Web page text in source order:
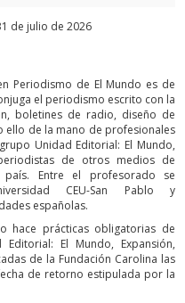
de julio de 2026
Periodismo de El Mundo es de
el periodismo escrito con la
boletines de radio, diseño de
ello de la mano de profesionales
Unidad Editorial: El Mundo,
de otros medios de
país. Entre el profesorado se
CEU-San Pablo y
españolas.
hace prácticas obligatorias de
El Mundo, Expansión,
de la Fundación Carolina las
de retorno estipulada por la